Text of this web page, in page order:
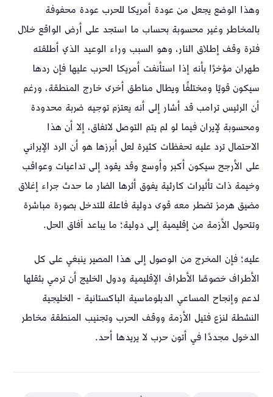
وهذا الوضع يجعل من عودة أمريكا للحرب عودة محفوفة
بالمخاطر وغير محسوبة بحساب ما استجد على أرض الواقع خلال
فترة وقف إطلاق النار، وهو السبب وراء الوعيد الذي أطلقته
طهران مؤخرًا بأنه إذا استأنفت أمريكا الحرب عليها فإن ردها
سيكون قويًا ومختلفًا ويطال مناطق أخرى خارج المنطقة، ورغم
أن الرئيس ترامب قد أشار إلى أنه يعتزم توجيه ضربة محدودة
ومحسوبة لإيران فيما لو لم يتم التوصل لاتفاق، إلا أن هذا
الاحتمال ترد عليه تحفظات كثيرة لعل أبرزها هو أن الرد الإيراني
على الأرجح سيكون أكبر وأوسع وقد يقود إلى تداعيات وعواقب
وخيمة ذات تأثيرات كارثية يفوق أثرها الضار ما حدث جراء إغلاق
مضيق هرمز تضطر معه قوى دولية فاعلة للتدخل بصورة مباشرة
وتتحول الأزمة من إقليمية إلى دولية؛ ما يباعد آفاق الحل.
عليه؛ فإن المخرج من الوصول إلى هذا المصير ينبغي على كل
الأطراف خصوصًا الأطراف الإقليمية ودول الخليج أن ترمي بثقلها
لدعم وإنجاح المساعي الدبلوماسية الباكستانية - الخليجية
النشطة لنزع فتيل الأزمة ووقف الحرب وتجنيب المنطقة مخاطر
الدخول مجددًا في أتون حرب لا يريدها أحد.